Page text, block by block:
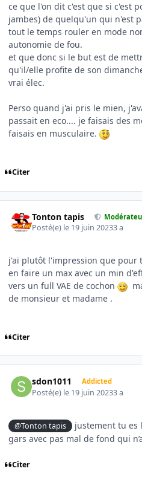
ce que l'on dit c'est que si c'est
jambes) de quelqu'un qui n'est
tout le temps rouler en mode
autonomie de fou.
et que donc si le but est de
qu'il/elle profite de son
vrai élec.
Perso quand j'ai pris le mien,
passait en eco.... je faisais des
faisais en musculaire.
Citer
Tonton tapis
Posté(e) le 19 juin 20233 a
j'ai plutôt l'impression que pour
en faire un max avec un min
vers un full VAE de cochon
de monsieur et madame .
Citer
sdon1011 Addicted
Posté(e) le 19 juin 20233 a
@Tonton tapis
justement tu es
gars avec pas mal de fond qui
Citer